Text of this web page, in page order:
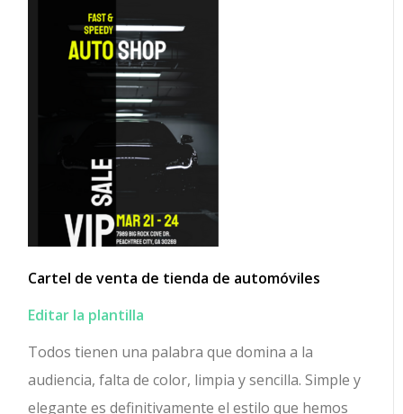
Cartel de venta de tienda de automóviles
Editar la plantilla
Todos tienen una palabra que domina a la
audiencia, falta de color, limpia y sencilla. Simple y
elegante es definitivamente el estilo que hemos